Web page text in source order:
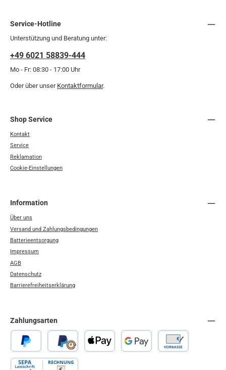
Service-Hotline
Unterstützung und Beratung unter:
+49 6021 58839-444
Mo - Fr: 08:30 - 17:00 Uhr
Oder über unser Kontaktformular.
Shop Service
Kontakt
Service
Reklamation
Cookie-Einstellungen
Information
Über uns
Versand und Zahlungsbedingungen
Batterieentsorgung
Impressum
AGB
Datenschutz
Barrierefreiheitserklärung
Zahlungsarten